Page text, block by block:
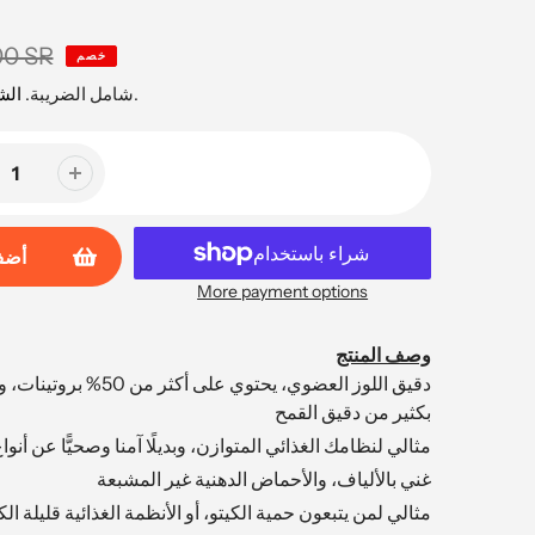
SR خصم
شامل الضريبة.محسوبة عند السداد.
More payment options
وصف المنتج
دقيق اللوز العضوي، يحتوي
بكثير من دقيق القمح
مثالي لنظامك الغذائي المتوازن، وبديلًا آمنا وصحيًّا عن
غني بالألياف، والأحماض الدهنية غير المشبعة
مثالي لمن يتبعون حمية الكيتو، أو الأنظمة الغذائية قليلة